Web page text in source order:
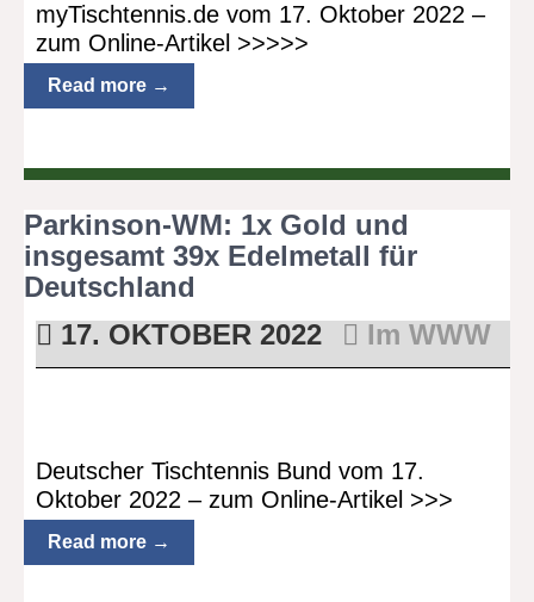
myTischtennis.de vom 17. Oktober 2022 –
zum Online-Artikel >>>>>
Read more →
Parkinson-WM: 1x Gold und
insgesamt 39x Edelmetall für
Deutschland
17. OKTOBER 2022
Im WWW
Deutscher Tischtennis Bund vom 17.
Oktober 2022 – zum Online-Artikel >>>
Read more →